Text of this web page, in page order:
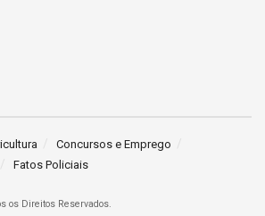
Concursos e Emprego
Fatos Policiais
os Direitos Reservados.